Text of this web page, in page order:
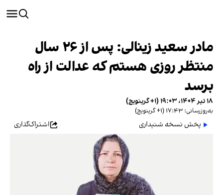
مادر سعید زینالی: پس از ۲۶ سال
منتظر روزی هستم که عدالت از راه
برسد
۱۸ تیر ۱۴۰۴، ۱۹:۰۳ (‎+۱ گرینویچ)
به‌روزرسانی: ۱۷:۴۳ (‎+۱ گرینویچ)
پخش نسخه شنیداری اشتراک‌گذاری